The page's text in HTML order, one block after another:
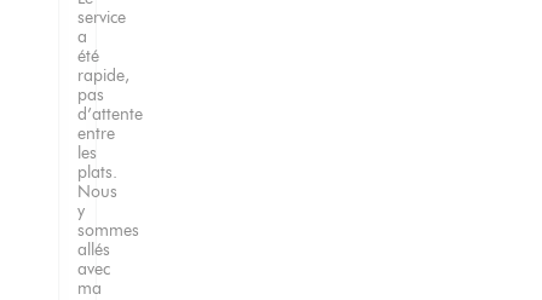
service
a
été
rapide,
pas
d’attente
entre
les
plats.
Nous
y
sommes
allés
avec
ma